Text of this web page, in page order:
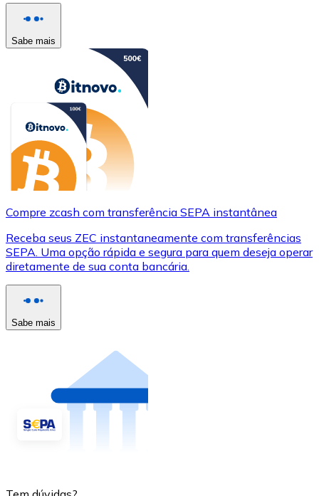
Sabe mais
Compre zcash com transferência SEPA instantânea
Receba seus ZEC instantaneamente com transferências
SEPA. Uma opção rápida e segura para quem deseja operar
diretamente de sua conta bancária.
Sabe mais